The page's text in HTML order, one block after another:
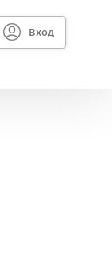
Вход